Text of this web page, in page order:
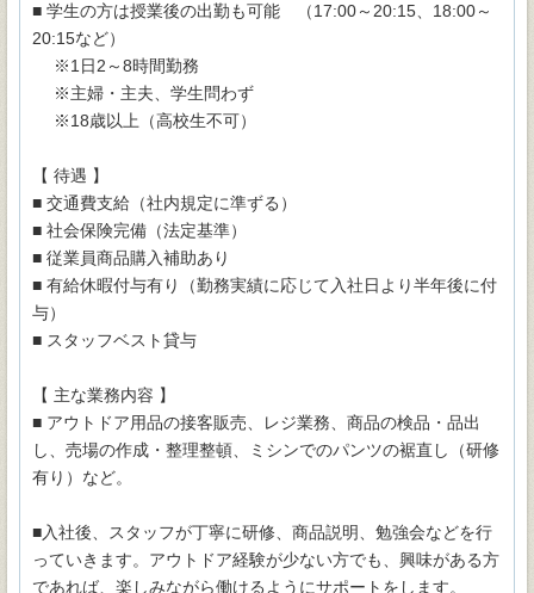
■ 学生の方は授業後の出勤も可能 （17:00～20:15、18:00～
20:15など）
※1日2～8時間勤務
※主婦・主夫、学生問わず
※18歳以上（高校生不可）
【 待遇 】
■ 交通費支給（社内規定に準ずる）
■ 社会保険完備（法定基準）
■ 従業員商品購入補助あり
■ 有給休暇付与有り（勤務実績に応じて入社日より半年後に付
与）
■ スタッフベスト貸与
【 主な業務内容 】
■ アウトドア用品の接客販売、レジ業務、商品の検品・品出
し、売場の作成・整理整頓、ミシンでのパンツの裾直し（研修
有り）など。
■入社後、スタッフが丁寧に研修、商品説明、勉強会などを行
っていきます。アウトドア経験が少ない方でも、興味がある方
であれば、楽しみながら働けるようにサポートをします。